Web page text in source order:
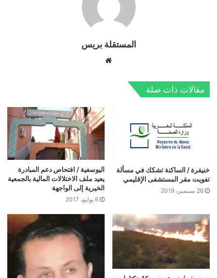
المستقلة بريس
مقالات ذات صلة
خنيفرة / الساكنة تشكك في مسألة
تفويت مقر المستشفى الإقليمي
26 سبتمبر، 2019
اليوسفية / افتحاص دعم المبادرة
يعيد ملف الاختلالات المالية بالجمعية
الخيرية إلى الواجهة
6 يوليو، 2017